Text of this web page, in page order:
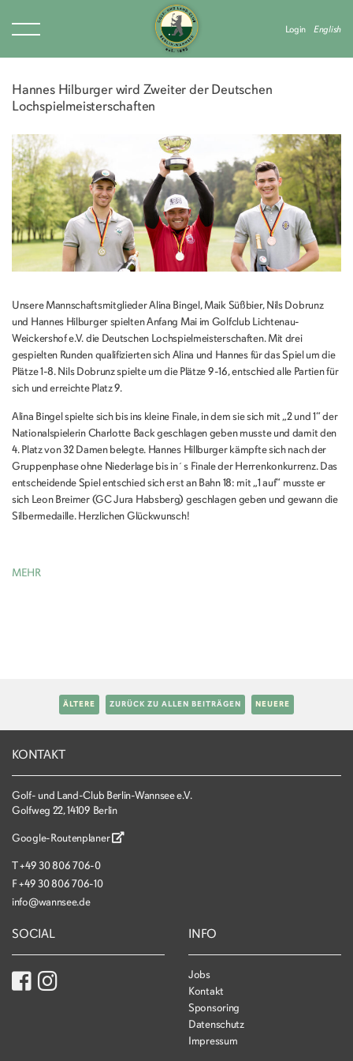
Login English
Hannes Hilburger wird Zweiter der Deutschen
Lochspielmeisterschaften
Unsere Mannschaftsmitglieder Alina Bingel, Maik Süßbier, Nils Dobrunz
und Hannes Hilburger spielten Anfang Mai im Golfclub Lichtenau-
Weickershof e.V. die Deutschen Lochspielmeisterschaften. Mit drei
gespielten Runden qualifizierten sich Alina und Hannes für das Spiel um die
Plätze 1-8. Nils Dobrunz spielte um die Plätze 9-16, entschied alle Partien für
sich und erreichte Platz 9.
Alina Bingel spielte sich bis ins kleine Finale, in dem sie sich mit „2 und 1“ der
Nationalspielerin Charlotte Back geschlagen geben musste und damit den
4. Platz von 32 Damen belegte. Hannes Hillburger kämpfte sich nach der
Gruppenphase ohne Niederlage bis in´s Finale der Herrenkonkurrenz. Das
entscheidende Spiel entschied sich erst an Bahn 18: mit „1 auf“ musste er
sich Leon Breimer (GC Jura Habsberg) geschlagen geben und gewann die
Silbermedaille. Herzlichen Glückwunsch!
MEHR
ÄLTERE ZURÜCK ZU ALLEN BEITRÄGEN NEUERE
KONTAKT
Golf- und Land-Club Berlin-Wannsee e.V.
Golfweg 22, 14109 Berlin
Google-Routenplaner
T+49 30 806 706-0
F+49 30 806 706-10
info@wannsee.de
SOCIAL INFO
Jobs
Kontakt
Sponsoring
Datenschutz
Impressum